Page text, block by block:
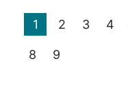
1 2 3 4
8 9